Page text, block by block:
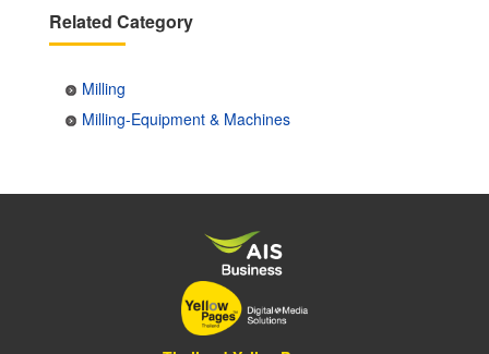
Related Category
Milling
Milling-Equipment & Machines